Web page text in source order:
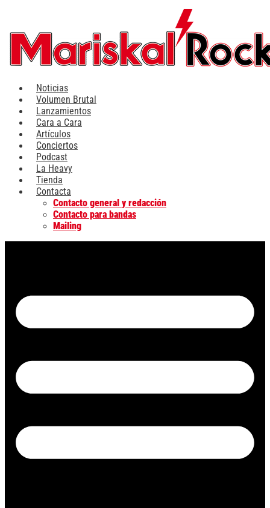
contenido
Noticias
Volumen Brutal
Lanzamientos
Cara a Cara
Artículos
Conciertos
Podcast
La Heavy
Tienda
Contacta
Contacto general y redacción
Contacto para bandas
Mailing